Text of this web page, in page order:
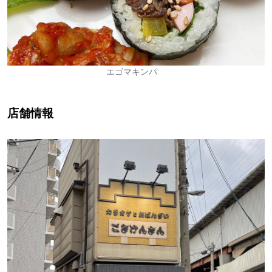
エゴマキンパ
店舗情報